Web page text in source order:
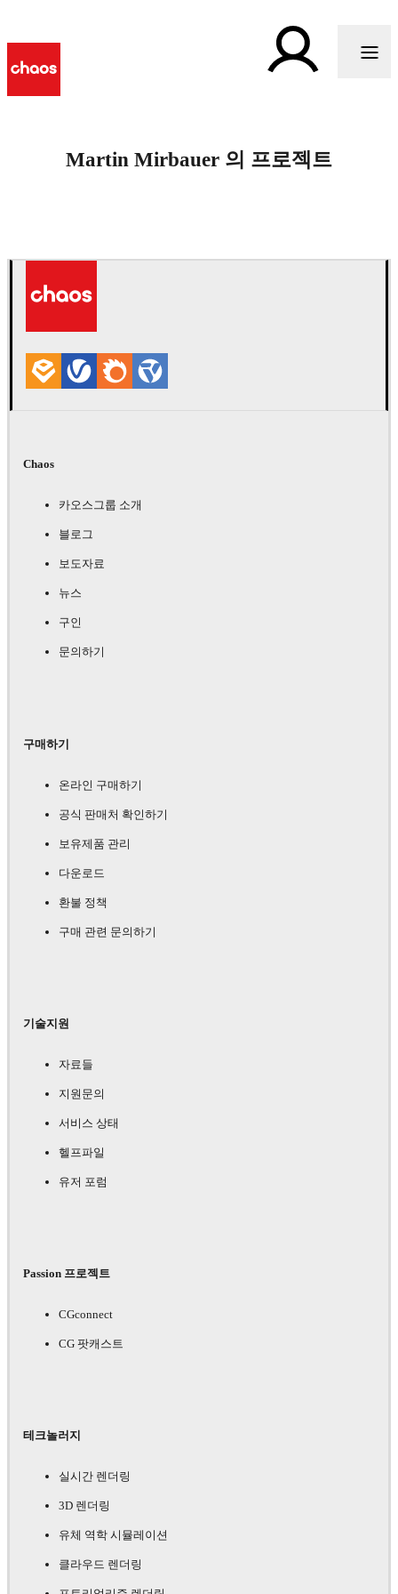
Martin Mirbauer 의 프로젝트
Chaos
카오스그룹 소개
블로그
보도자료
뉴스
구인
문의하기
구매하기
온라인 구매하기
공식 판매처 확인하기
보유제품 관리
다운로드
환불 정책
구매 관련 문의하기
기술지원
자료들
지원문의
서비스 상태
헬프파일
유저 포럼
Passion 프로젝트
CGconnect
CG 팟캐스트
테크놀러지
실시간 렌더링
3D 렌더링
유체 역학 시뮬레이션
클라우드 렌더링